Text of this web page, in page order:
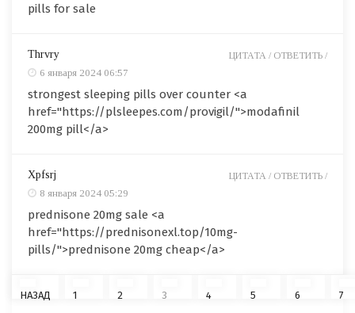
pills for sale
Thrvry
6 января 2024 06:57
strongest sleeping pills over counter <a
href="https://plsleepes.com/provigil/">modafinil
200mg pill</a>
ЦИТАТА / ОТВЕТИТЬ /
Xpfsrj
8 января 2024 05:29
prednisone 20mg sale <a
href="https://prednisonexl.top/10mg-
pills/">prednisone 20mg cheap</a>
ЦИТАТА / ОТВЕТИТЬ /
НАЗАД 1 2 3 4 5 6 7